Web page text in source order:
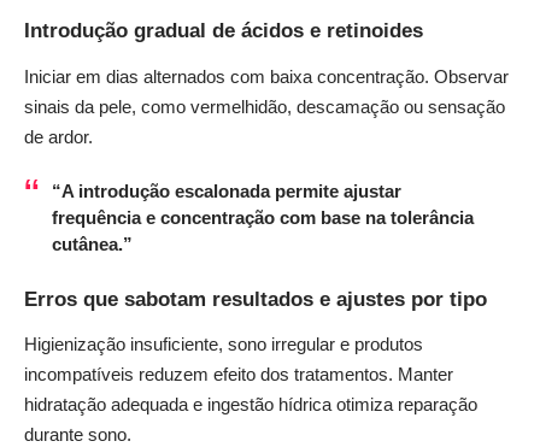
Introdução gradual de ácidos e retinoides
Iniciar em dias alternados com baixa concentração. Observar
sinais da pele, como vermelhidão, descamação ou sensação
de ardor.
“A introdução escalonada permite ajustar
frequência e concentração com base na tolerância
cutânea.”
Erros que sabotam resultados e ajustes por tipo
Higienização insuficiente, sono irregular e produtos
incompatíveis reduzem efeito dos tratamentos. Manter
hidratação adequada e ingestão hídrica otimiza reparação
durante sono.